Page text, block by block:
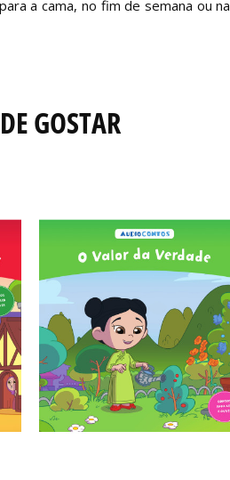
a cama, no fim de semana ou
GOSTAR